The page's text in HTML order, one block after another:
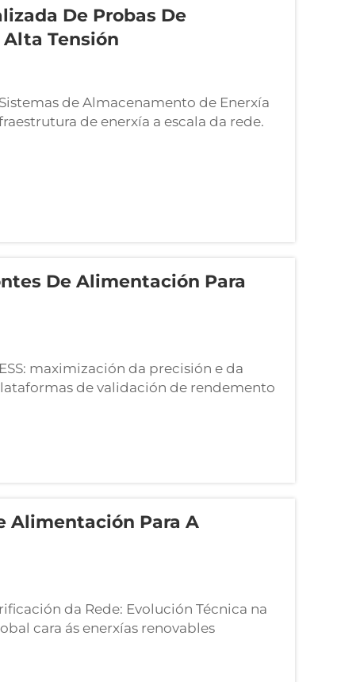
De Probas De
Tensión
de Almacenamento de Enerxía
de enerxía a escala da rede.
de alta tensión. Unha
de alta tensión é un instrumento
De Alimentación Para
maximización da precisión e da
de validación de rendemento
de rendemento do sistema de
moi especializadas deseñadas
Alimentación Para A
da Rede: Evolución Técnica na
cara ás enerxías renovables
da rede eléctrica moderna. Ao
de servizo público...